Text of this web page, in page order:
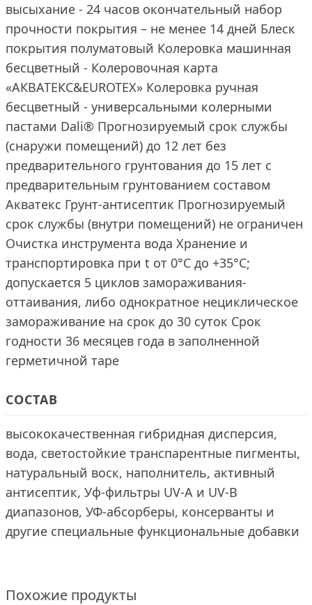
высыхание - 24 часов окончательный набор
прочности покрытия – не менее 14 дней Блеск
покрытия полуматовый Колеровка машинная
бесцветный - Колеровочная карта
«AКВАТЕКС&EUROTEX» Колеровка ручная
бесцветный - универсальными колерными
пастами Dali® Прогнозируемый срок службы
(снаружи помещений) до 12 лет без
предварительного грунтования до 15 лет с
предварительным грунтованием составом
Акватекс Грунт-антисептик Прогнозируемый
срок службы (внутри помещений) не ограничен
Очистка инструмента вода Хранение и
транспортировка при t от 0°С до +35°С;
допускается 5 циклов замораживания-
оттаивания, либо однократное нециклическое
замораживание на срок до 30 суток Срок
годности 36 месяцев года в заполненной
герметичной таре
СОСТАВ
высококачественная гибридная дисперсия,
вода, светостойкие транспарентные пигменты,
натуральный воск, наполнитель, активный
антисептик, Уф-фильтры UV-A и UV-B
диапазонов, УФ-абсорберы, консерванты и
другие специальные функциональные добавки
Похожие продукты